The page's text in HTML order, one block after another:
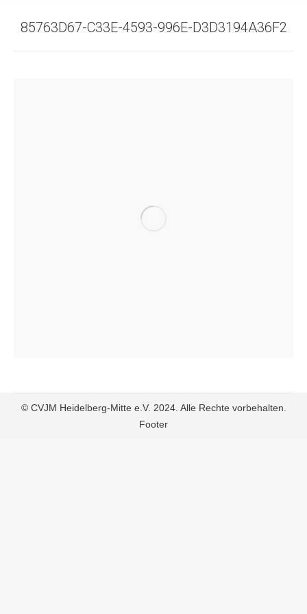
85763D67-C33E-4593-996E-D3D3194A36F2
© CVJM Heidelberg-Mitte e.V. 2024. Alle Rechte vorbehalten.
Footer